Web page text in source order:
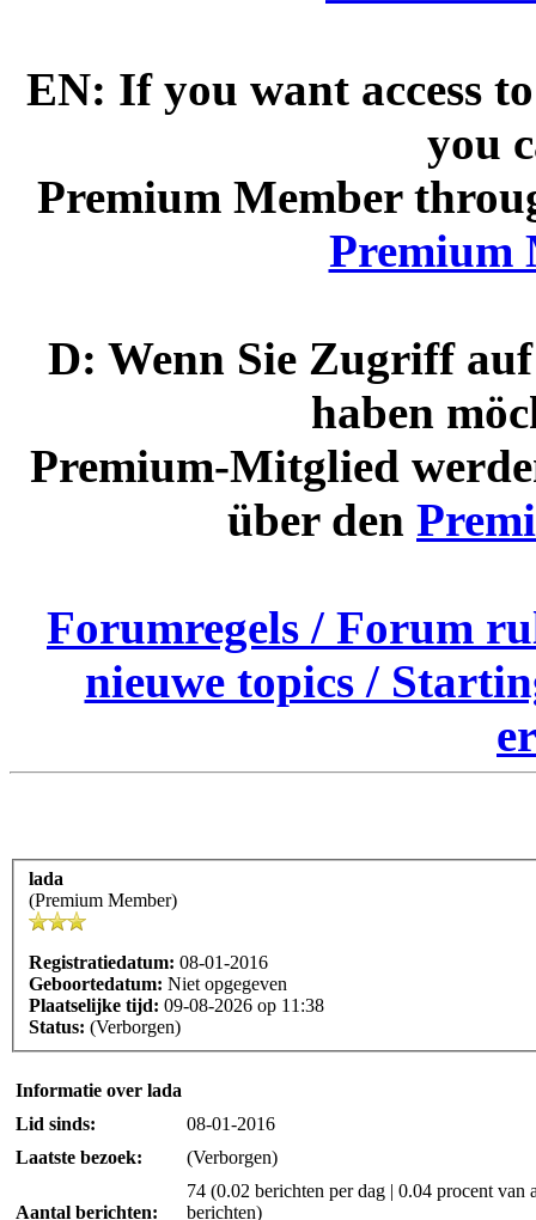
EN: If you want access
you
Premium Member
Premium
D: Wenn Sie Zugriff
haben
Premium-Mitglied
über den
Forumregels / Forum
nieuwe topics /
lada
(Premium Member)
Registratiedatum: 08-01-2016
Geboortedatum: Niet opgegeven
Plaatselijke tijd: 09-08-2026 op 11:38
Status: (Verborgen)
Informatie over lada
Lid sinds:
08-01-2016
Laatste bezoek:
(Verborgen)
Aantal berichten:
74 (0.02 berichten per dag | 0.04 procent van
berichten)